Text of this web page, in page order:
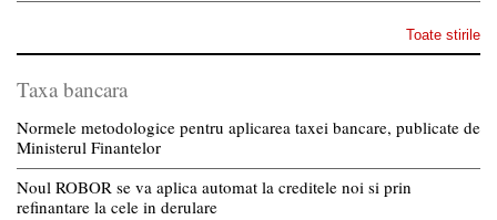
Toate stirile
Taxa bancara
Normele metodologice pentru aplicarea taxei bancare, publicate de
Ministerul Finantelor
Noul ROBOR se va aplica automat la creditele noi si prin
refinantare la cele in derulare